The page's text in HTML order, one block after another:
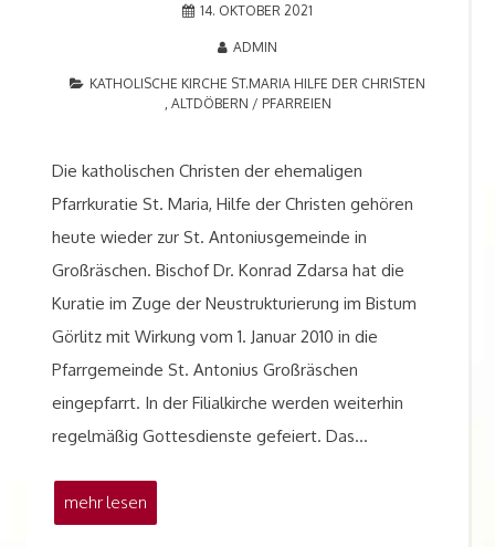
14. OKTOBER 2021
ADMIN
KATHOLISCHE KIRCHE ST.MARIA HILFE DER CHRISTEN
, ALTDÖBERN / PFARREIEN
Die katholischen Christen der ehemaligen
Pfarrkuratie St. Maria, Hilfe der Christen gehören
heute wieder zur St. Antoniusgemeinde in
Großräschen. Bischof Dr. Konrad Zdarsa hat die
Kuratie im Zuge der Neustrukturierung im Bistum
Görlitz mit Wirkung vom 1. Januar 2010 in die
Pfarrgemeinde St. Antonius Großräschen
eingepfarrt. In der Filialkirche werden weiterhin
regelmäßig Gottesdienste gefeiert. Das…
mehr lesen